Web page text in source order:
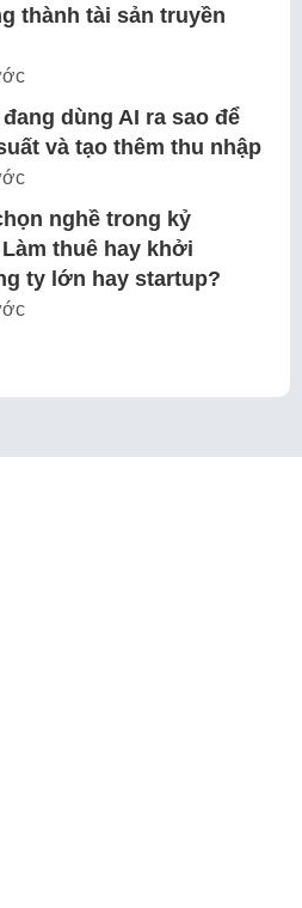
thành tài sản truyền
dùng AI ra sao để
và tạo thêm thu nhập
nghề trong kỷ
thuê hay khởi
ty lớn hay startup?